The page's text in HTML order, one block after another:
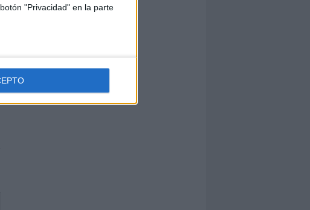
"Privacidad" en la parte